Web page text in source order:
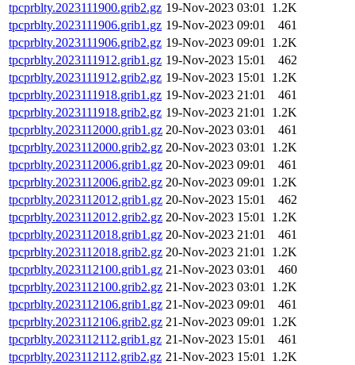
tpcprblty.2023111900.grib2.gz 19-Nov-2023 03:01 1.2K
tpcprblty.2023111906.grib1.gz 19-Nov-2023 09:01
461
tpcprblty.2023111906.grib2.gz 19-Nov-2023 09:01 1.2K
tpcprblty.2023111912.grib1.gz 19-Nov-2023 15:01
462
tpcprblty.2023111912.grib2.gz 19-Nov-2023 15:01 1.2K
tpcprblty.2023111918.grib1.gz 19-Nov-2023 21:01
461
tpcprblty.2023111918.grib2.gz 19-Nov-2023 21:01 1.2K
tpcprblty.2023112000.grib1.gz 20-Nov-2023 03:01
461
tpcprblty.2023112000.grib2.gz 20-Nov-2023 03:01 1.2K
tpcprblty.2023112006.grib1.gz 20-Nov-2023 09:01
461
tpcprblty.2023112006.grib2.gz 20-Nov-2023 09:01 1.2K
tpcprblty.2023112012.grib1.gz 20-Nov-2023 15:01
462
tpcprblty.2023112012.grib2.gz 20-Nov-2023 15:01 1.2K
tpcprblty.2023112018.grib1.gz 20-Nov-2023 21:01
461
tpcprblty.2023112018.grib2.gz 20-Nov-2023 21:01 1.2K
tpcprblty.2023112100.grib1.gz 21-Nov-2023 03:01
460
tpcprblty.2023112100.grib2.gz 21-Nov-2023 03:01 1.2K
tpcprblty.2023112106.grib1.gz 21-Nov-2023 09:01
461
tpcprblty.2023112106.grib2.gz 21-Nov-2023 09:01 1.2K
tpcprblty.2023112112.grib1.gz 21-Nov-2023 15:01
461
tpcprblty.2023112112.grib2.gz 21-Nov-2023 15:01 1.2K